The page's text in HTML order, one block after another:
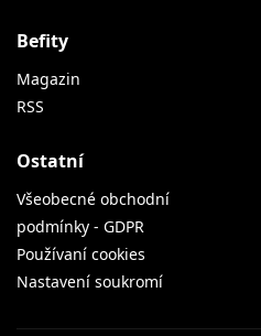
Befity
Magazin
RSS
Ostatní
Všeobecné obchodní
podmínky - GDPR
Používaní cookies
Nastavení soukromí